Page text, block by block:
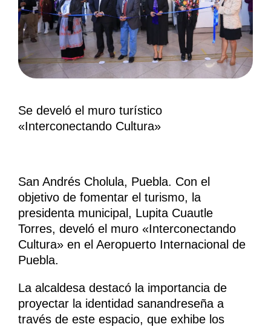
Se develó el muro turístico
«Interconectando Cultura»
San Andrés Cholula, Puebla. Con el
objetivo de fomentar el turismo, la
presidenta municipal, Lupita Cuautle
Torres, develó el muro «Interconectando
Cultura» en el Aeropuerto Internacional de
Puebla.
La alcaldesa destacó la importancia de
proyectar la identidad sanandreseña a
través de este espacio, que exhibe los